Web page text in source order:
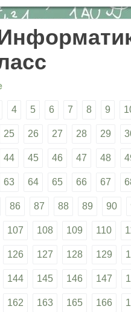
4 5 6 7 8 9
25 26 27 28 29
44 45 46 47 48
63 64 65 66 67
86 87 88 89 90
107 108 109 110
126 127 128 129
144 145 146 147
162 163 165 166